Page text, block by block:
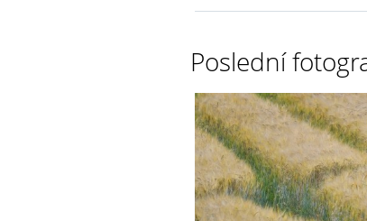
Poslední